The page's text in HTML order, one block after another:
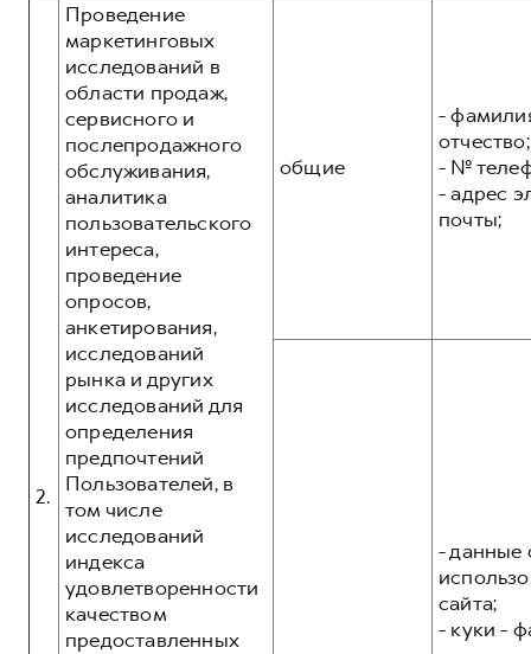
2.
Проведение
маркетинговых
исследований в
области продаж,
сервисного и
послепродажного
обслуживания,
аналитика
пользовательского
интереса,
проведение
опросов,
анкетирования,
исследований
рынка и других
исследований для
определения
предпочтений
Пользователей, в
том числе
исследований
индекса
удовлетворенности
качеством
предоставленных
общие
-
отчество;
- №
- адрес
почты;
- данные
сайта;
- куки -